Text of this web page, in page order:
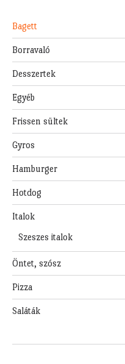
Bagett
Borravaló
Desszertek
Egyéb
Frissen sültek
Gyros
Hamburger
Hotdog
Italok
Szeszes italok
Öntet, szósz
Pizza
Saláták